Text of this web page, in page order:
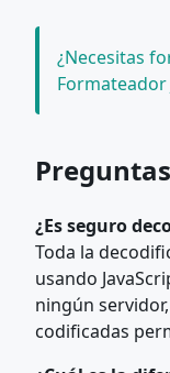
¿Necesitas
Formateador
¿Es seguro
Toda la
usando
ningún
codificadas